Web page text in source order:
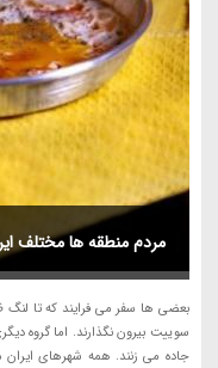
مردم منطقه ها مختلف
بعضی ها سفر می فرایند که تا لنگ
سوییت بیرون نگذارند. اما گروه
جاده می زنند. همه شهرهای ایران